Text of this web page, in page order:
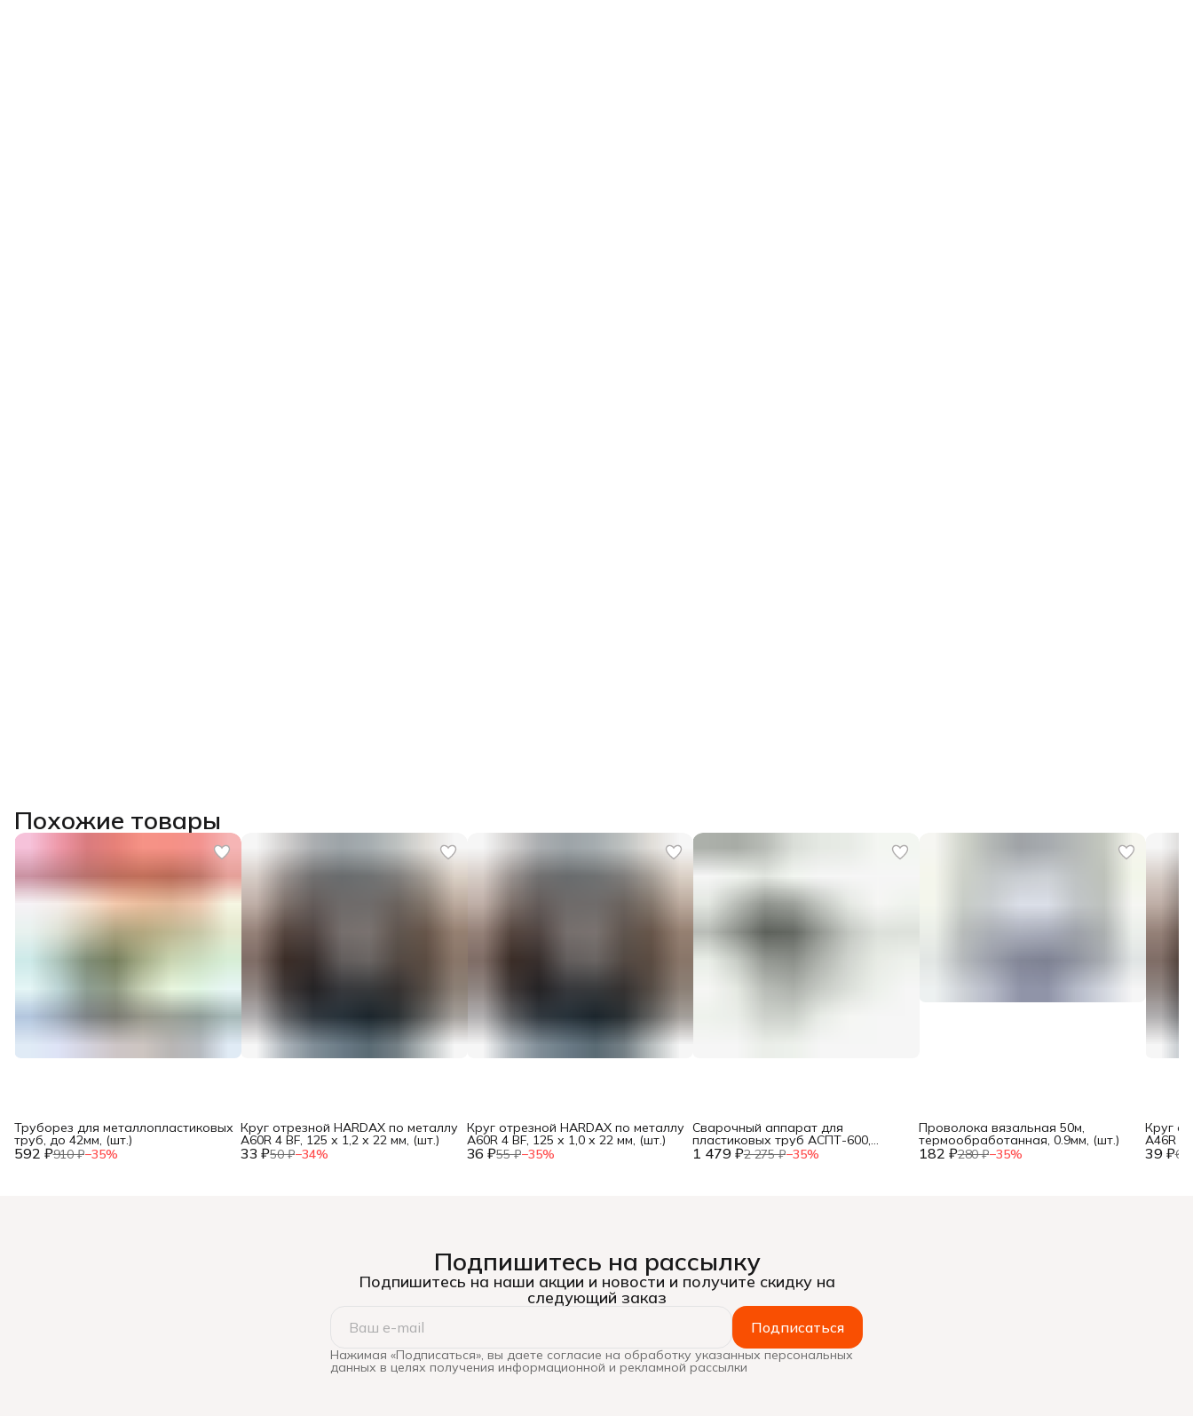
Похожие товары
592 ₽910 ₽−35%
Труборез для металлопластиковых
труб, до 42мм, (шт.)
33 ₽50 ₽−34%
Круг отрезной HARDAX по металлу
A60R 4 BF, 125 х 1,2 х 22 мм, (шт.)
36 ₽55 ₽−35%
Круг отрезной HARDAX по металлу
A60R 4 BF, 125 х 1,0 х 22 мм, (шт.)
1 479 ₽2 275 ₽−35%
Сварочный аппарат для
пластиковых труб АСПТ-600,
600Вт, насадки 20, 25, 32 мм, мет. 182 ₽280 ₽−35%
Проволока вязальная 50м,
термообработанная, 0.9мм, (шт.)
39 ₽60
Круг
A46R 4
Подпишитесь на рассылку
Подпишитесь на наши акции и новости и получите скидку на
следующий заказ
Подписаться
Нажимая «Подписаться», вы даете согласие на обработку указанных персональных
данных в целях получения информационной и рекламной рассылки